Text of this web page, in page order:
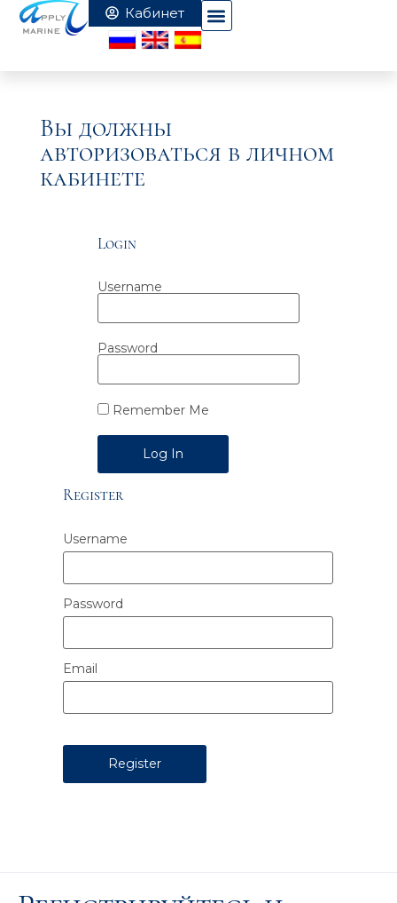
Вы должны
авторизоваться в личном
кабинете
Login
Username
Password
Remember Me
Alternative:
Register
Username
Password
Email